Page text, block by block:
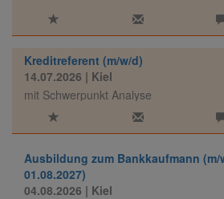
Kreditreferent (m/w/d)
14.07.2026 | Kiel
mit Schwerpunkt Analyse
Ausbildung zum Bankkaufmann (m/
01.08.2027)
04.08.2026 | Kiel